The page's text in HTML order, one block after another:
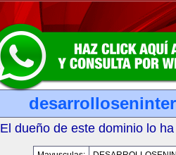
El dueño de este dominio lo